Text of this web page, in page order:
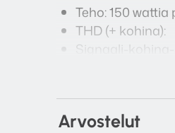
Teho: 150
THD (+ kohina):
Signaali-
Tulot:
Arvostelut